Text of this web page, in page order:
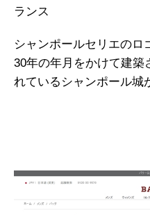
ランス
シャンポールセリエのロ
30年の年月をかけて建築
れているシャンポール城